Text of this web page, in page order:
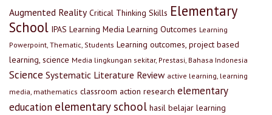
Augmented Reality Critical Thinking Skills Elementary
School IPAS Learning Media Learning Outcomes Learning
Powerpoint, Thematic, Students Learning outcomes, project based
learning, science Media lingkungan sekitar, Prestasi, Bahasa Indonesia
Science Systematic Literature Review active learning, learning
media, mathematics classroom action research elementary
education elementary school hasil belajar learning